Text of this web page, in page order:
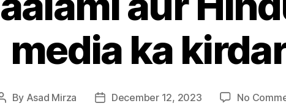
media ka
Post
By Asad Mirza
PostDecember 12, 2023 No